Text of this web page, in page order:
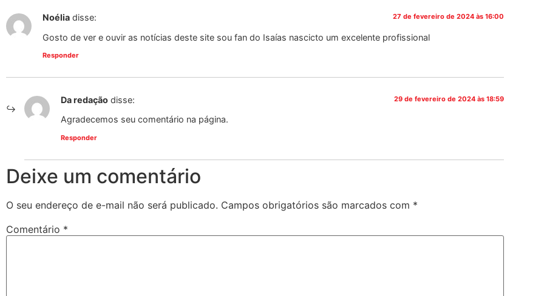
Noélia disse: 27 de fevereiro de 2024 às 16:00
Gosto de ver e ouvir as notícias deste site sou fan do Isaías nascicto um excelente profissional
Responder
Da redação disse: 29 de fevereiro de 2024 às 18:59
Agradecemos seu comentário na página.
Responder
Deixe um comentário
O seu endereço de e-mail não será publicado. Campos obrigatórios são marcados com *
Comentário *